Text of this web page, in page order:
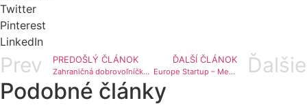
Twitter
Pinterest
LinkedIn
Prev PREDOŠLÝ ČLÁNOK
Zahraničná dobrovoľníčka roka na Slovensku Aneta Balejová
ĎALŠÍ ČLÁNOK
Europe Startup – Meeting of Young Leaders Ďalšie
Podobné články